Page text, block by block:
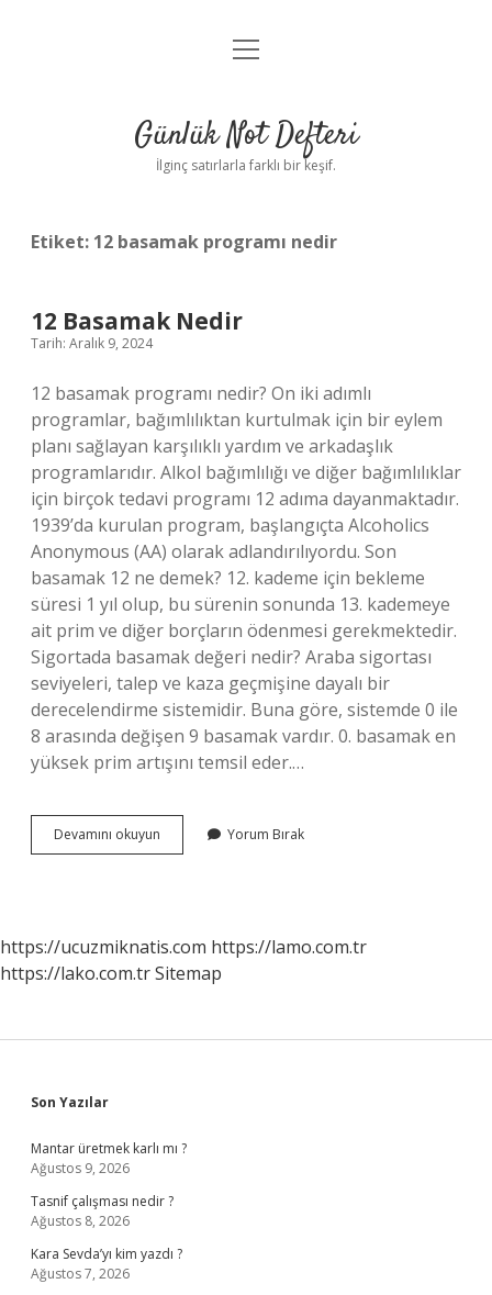
Anasayfa
Yasal Uyarı
menüyü
Günlük Not Defteri
İlginç satırlarla farklı bir keşif.
Etiket: 12 basamak programı nedir
12 Basamak Nedir
Tarih: Aralık 9, 2024
12 basamak programı nedir? On iki adımlı
programlar, bağımlılıktan kurtulmak için bir eylem
planı sağlayan karşılıklı yardım ve arkadaşlık
programlarıdır. Alkol bağımlılığı ve diğer bağımlılıklar
için birçok tedavi programı 12 adıma dayanmaktadır.
1939’da kurulan program, başlangıçta Alcoholics
Anonymous (AA) olarak adlandırılıyordu. Son
basamak 12 ne demek? 12. kademe için bekleme
süresi 1 yıl olup, bu sürenin sonunda 13. kademeye
ait prim ve diğer borçların ödenmesi gerekmektedir.
Sigortada basamak değeri nedir? Araba sigortası
seviyeleri, talep ve kaza geçmişine dayalı bir
derecelendirme sistemidir. Buna göre, sistemde 0 ile
8 arasında değişen 9 basamak vardır. 0. basamak en
yüksek prim artışını temsil eder.…
Devamını okuyun
Basamak
Yorum Bırak
https://ucuzmiknatis.com https://lamo.com.tr
https://lako.com.trSitemap
Sidebar
Son Yazılar
Mantar üretmek karlı mı ?
Ağustos 9, 2026
Tasnif çalışması nedir ?
Ağustos 8, 2026
Kara Sevda’yı kim yazdı ?
Ağustos 7, 2026